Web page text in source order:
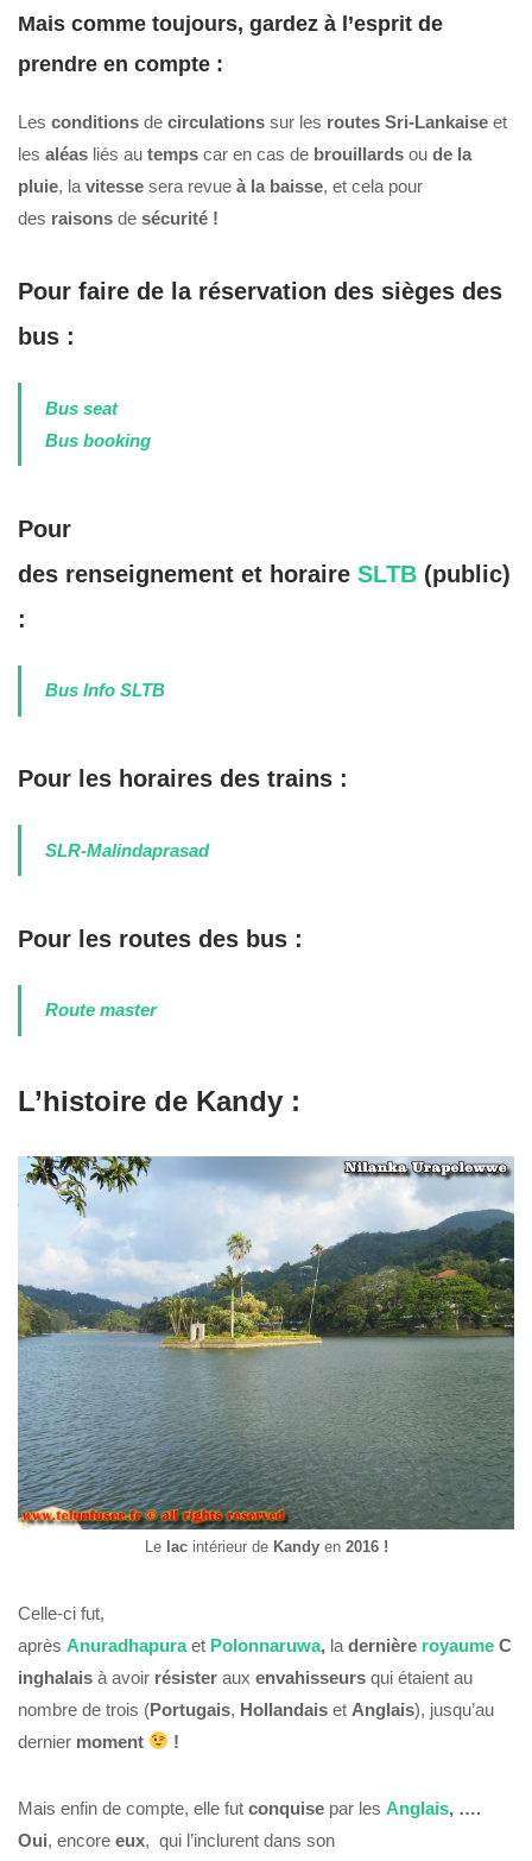
Mais comme toujours, gardez à l’esprit de
prendre en compte :
Les conditions de circulations sur les routes Sri-Lankaise et
les aléas liés au temps car en cas de brouillards ou de la
pluie, la vitesse sera revue à la baisse, et cela pour
des raisons de sécurité !
Pour faire de la réservation des sièges des
bus :
Bus seat
Bus booking
Pour
des renseignement et horaire SLTB (public)
:
Bus Info SLTB
Pour les horaires des trains :
SLR-Malindaprasad
Pour les routes des bus :
Route master
L’histoire de Kandy :
Le lacintérieur de Kandyen 2016 !
Celle-ci fut,
après Anuradhapuraet Polonnaruwa, la dernière royaume C
inghalais à avoir résister aux envahisseurs qui étaient au
nombre de trois (Portugais, Hollandais et Anglais), jusqu’au
dernier moment !
Mais enfin de compte, elle fut conquise par les Anglais, ….
Oui, encore eux, qui l’inclurent dans son